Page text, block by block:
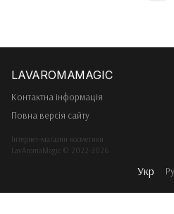
Контактна інформація
Повна версія сайту
Інтернет-магазин косметики
LavAromaMagic © 2022-2026
Укр